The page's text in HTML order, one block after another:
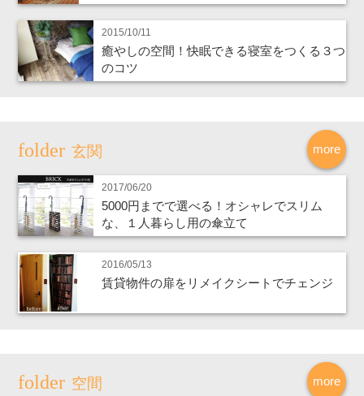
2015/10/11
癒やしの空間！快眠できる寝室をつくる３つ
のコツ
more
玄関
2017/06/20
5000円までで選べる！オシャレでスリム
な、１人暮らし用の傘立て
2016/05/13
賃貸物件の扉をリメイクシートでチェンジ
more
空間